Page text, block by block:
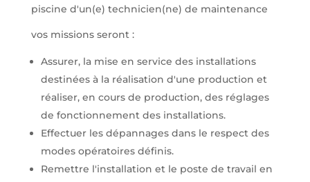
piscine d'un(e) technicien(ne) de maintenance
vos missions seront :
Assurer, la mise en service des installations
destinées à la réalisation d'une production et
réaliser, en cours de production, des réglages
de fonctionnement des installations.
Effectuer les dépannages dans le respect des
modes opératoires définis.
Remettre l'installation et le poste de travail en